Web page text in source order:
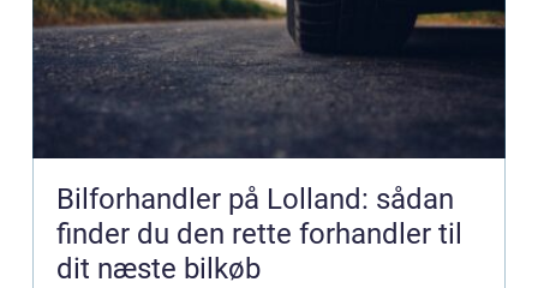
Bilforhandler på Lolland: sådan
finder du den rette forhandler til
dit næste bilkøb